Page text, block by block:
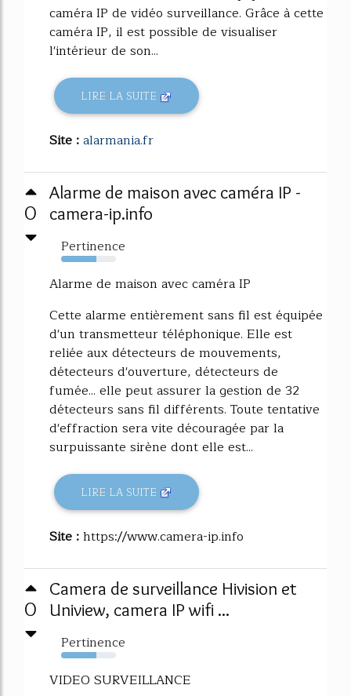
caméra IP de vidéo surveillance. Grâce à cette
caméra IP, il est possible de visualiser
l'intérieur de son...
LIRE LA SUITE
Site :alarmania.fr
0
Alarme de maison avec caméra IP -
camera-ip.info
Pertinence
64%
Alarme de maison avec caméra IP
Cette alarme entièrement sans fil est équipée
d'un transmetteur téléphonique. Elle est
reliée aux détecteurs de mouvements,
détecteurs d'ouverture, détecteurs de
fumée... elle peut assurer la gestion de 32
détecteurs sans fil différents. Toute tentative
d'effraction sera vite découragée par la
surpuissante sirène dont elle est...
LIRE LA SUITE
Site :https://www.camera-ip.info
0
Camera de surveillance Hivision et
Uniview, camera IP wifi ...
Pertinence
64%
VIDEO SURVEILLANCE